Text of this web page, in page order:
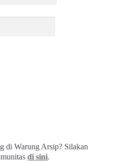
di Warung Arsip? Silakan
di sini.